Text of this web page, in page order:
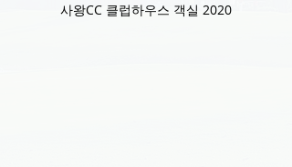
사왕CC 클럽하우스 객실 2020